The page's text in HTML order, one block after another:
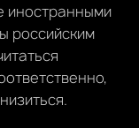
иностранными
российским